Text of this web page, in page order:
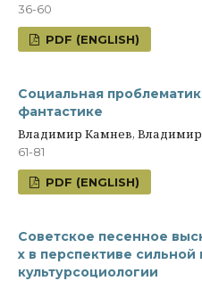
36-60
PDF (ENGLISH)
Социальная
фантастике
Владимир Камнев, Владимир
61-81
PDF (ENGLISH)
Советское песенное
х в перспективе
культурсоциологии